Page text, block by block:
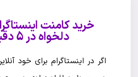
خرید کامنت
دلخواه در 5 دقیقه
اگر در اینستاگرام برای خود